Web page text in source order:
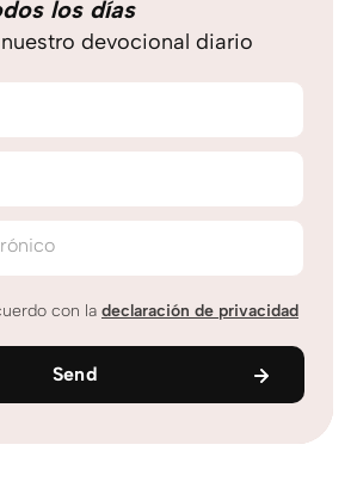
los días
devocional diario
con la declaración de privacidad
Send